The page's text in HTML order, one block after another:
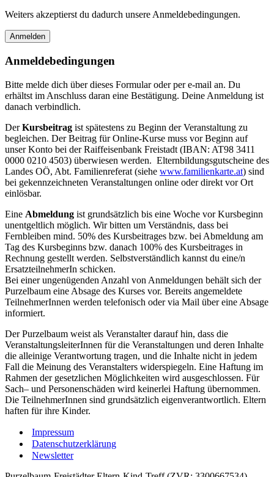
Weiters akzeptierst du dadurch unsere Anmeldebedingungen.
Anmeldebedingungen
Bitte melde dich über dieses Formular oder per e-mail an. Du
erhältst im Anschluss daran eine Bestätigung. Deine Anmeldung ist
danach verbindlich.
DerKursbeitrag ist spätestens zu Beginn der Veranstaltung zu
begleichen. Der Beitrag für Online-Kurse muss vor Beginn auf
unser Konto bei der Raiffeisenbank Freistadt (IBAN: AT98 3411
0000 0210 4503) überwiesen werden. Elternbildungsgutscheine des
Landes OÖ, Abt. Familienreferat (siehe www.familienkarte.at) sind
bei gekennzeichneten Veranstaltungen online oder direkt vor Ort
einlösbar.
Eine Abmeldung ist grundsätzlich bis eine Woche vor Kursbeginn
unentgeltlich möglich. Wir bitten um Verständnis, dass bei
Fernbleiben mind. 50% des Kursbeitrages bzw. bei Abmeldung am
Tag des Kursbeginns bzw. danach 100% des Kursbeitrages in
Rechnung gestellt werden. Selbstverständlich kannst du eine/n
ErsatzteilnehmerIn schicken.
Bei einer ungenügenden Anzahl von Anmeldungen behält sich der
Purzelbaum eine Absage des Kurses vor. Bereits angemeldete
TeilnehmerInnen werden telefonisch oder via Mail über eine Absage
informiert.
Der Purzelbaum weist als Veranstalter darauf hin, dass die
VeranstaltungsleiterInnen für die Veranstaltungen und deren Inhalte
die alleinige Verantwortung tragen, und die Inhalte nicht in jedem
Fall die Meinung des Veranstalters widerspiegeln. Eine Haftung im
Rahmen der gesetzlichen Möglichkeiten wird ausgeschlossen. Für
Sach– und Personenschäden wird keinerlei Haftung übernommen.
Die TeilnehmerInnen sind grundsätzlich eigenverantwortlich. Eltern
haften für ihre Kinder.
Impressum
Datenschutzerklärung
Newsletter